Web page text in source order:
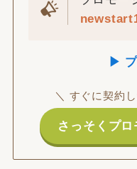
▶
＼ すぐに契約
さっそくプ